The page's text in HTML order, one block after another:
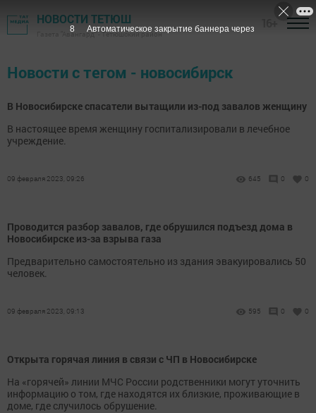
НОВОСТИ ТЕТЮШ
Газета "Авангард" - Тетюшский район
Новости с тегом - новосибирск
В Новосибирске спасатели вытащили из-под завалов женщину
В настоящее время женщину госпитализировали в лечебное
учреждение.
09 февраля 2023, 09:26 645 0 0
Проводится разбор завалов, где обрушился подъезд дома в
Новосибирске из-за взрыва газа
Предварительно самостоятельно из здания эвакуировались 50
человек.
09 февраля 2023, 09:13 595 0 0
Открыта горячая линия в связи с ЧП в Новосибирске
На «горячей» линии МЧС России родственники могут уточнить
информацию о том, где находятся их близкие, проживающие в
доме, где случилось обрушение.
7 Автоматическое закрытие баннера через